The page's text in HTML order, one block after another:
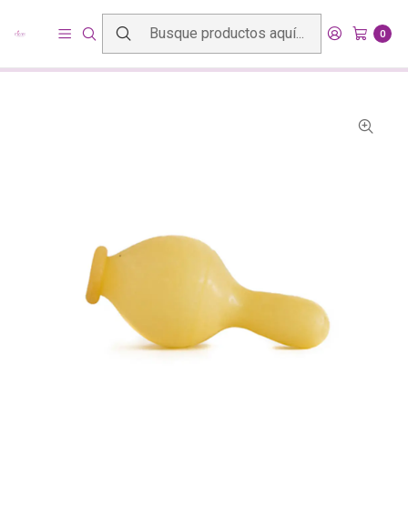
0
Chupetes, Mordedores y Accesorios
Chupete del Dr. Marinov etapa 3 (24 meses y más)